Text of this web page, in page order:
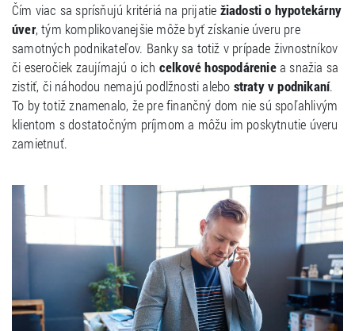
Čím viac sa sprísňujú kritériá na prijatie žiadosti o hypotekárny
úver, tým komplikovanejšie môže byť získanie úveru pre
samotných podnikateľov. Banky sa totiž v prípade živnostníkov
či eseročiek zaujímajú o ich celkové hospodáreniea snažia sa
zistiť, či náhodou nemajú podlžnosti alebo straty v podnikaní.
To by totiž znamenalo, že pre finančný dom nie sú spoľahlivým
klientom s dostatočným príjmom a môžu im poskytnutie úveru
zamietnuť.